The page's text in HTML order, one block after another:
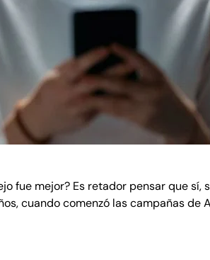
fue mejor? Es retador pensar que
cuando comenzó las campañas